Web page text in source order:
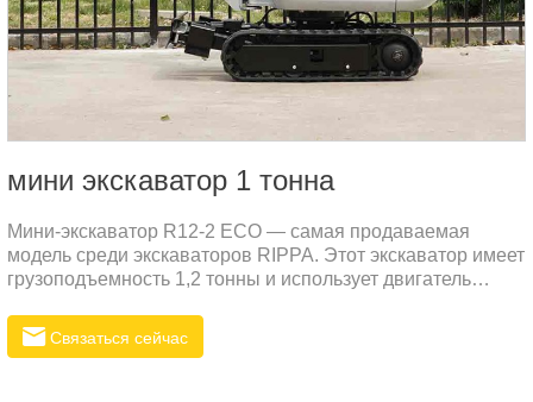
мини экскаватор 1 тонна
Мини-экскаватор R12-2 ECO — самая продаваемая
модель среди экскаваторов RIPPA. Этот экскаватор имеет
грузоподъемность 1,2 тонны и использует двигатель
низкого уровня шума и низкой вибрации. Этот двигатель
— дизельный.
Связаться сейчас